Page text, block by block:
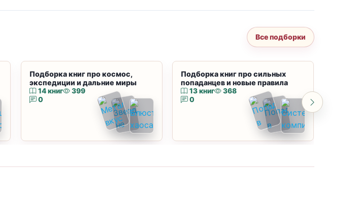
Все подборки
Подборка книг про космос,
экспедиции и дальние миры
14 книг
399
0
Подборка книг про сильных
попаданцев и новые правила
13 книг
368
0